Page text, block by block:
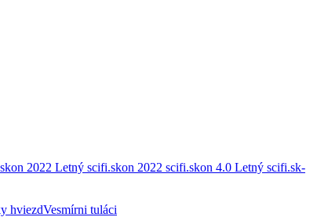
2022 Letný scifi.skon 2022 scifi.skon 4.0 Letný scifi.sk-
hviezdVesmírni tuláci